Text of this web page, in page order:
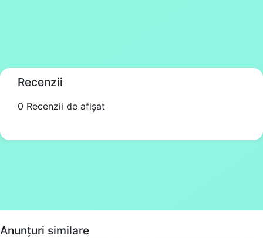
Recenzii
0 Recenzii de afișat
Anunțuri similare